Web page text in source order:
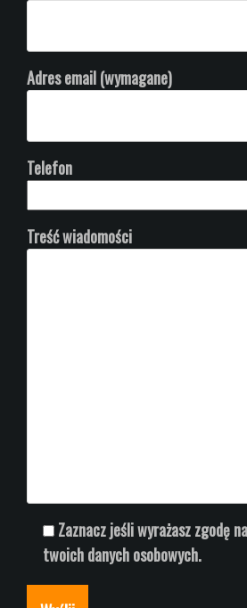
Adres email (wymagane)
Telefon
Treść wiadomości
Zaznacz jeśli wyrażasz zgodę
twoich danych osobowych.